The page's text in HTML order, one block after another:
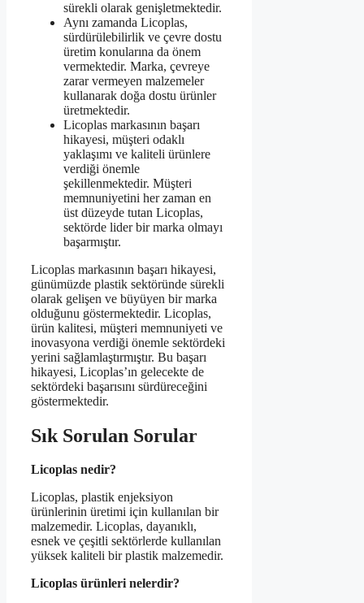
sürekli olarak genişletmektedir.
Aynı zamanda Licoplas,
sürdürülebilirlik ve çevre dostu
üretim konularına da önem
vermektedir. Marka, çevreye
zarar vermeyen malzemeler
kullanarak doğa dostu ürünler
üretmektedir.
Licoplas markasının başarı
hikayesi, müşteri odaklı
yaklaşımı ve kaliteli ürünlere
verdiği önemle
şekillenmektedir. Müşteri
memnuniyetini her zaman en
üst düzeyde tutan Licoplas,
sektörde lider bir marka olmayı
başarmıştır.
Licoplas markasının başarı hikayesi,
günümüzde plastik sektöründe sürekli
olarak gelişen ve büyüyen bir marka
olduğunu göstermektedir. Licoplas,
ürün kalitesi, müşteri memnuniyeti ve
inovasyona verdiği önemle sektördeki
yerini sağlamlaştırmıştır. Bu başarı
hikayesi, Licoplas’ın gelecekte de
sektördeki başarısını sürdüreceğini
göstermektedir.
Sık Sorulan Sorular
Licoplas nedir?
Licoplas, plastik enjeksiyon
ürünlerinin üretimi için kullanılan bir
malzemedir. Licoplas, dayanıklı,
esnek ve çeşitli sektörlerde kullanılan
yüksek kaliteli bir plastik malzemedir.
Licoplas ürünleri nelerdir?